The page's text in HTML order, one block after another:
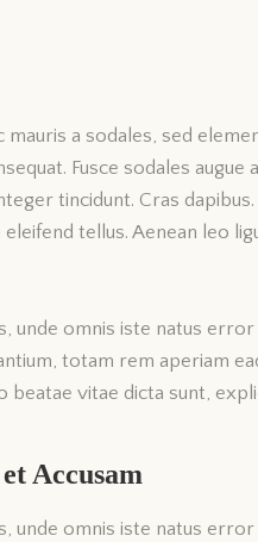
mauris a sodales, sed
Fusce sodales
tincidunt. Cras
tellus. Aenean leo
unde omnis iste natus
totam rem aperiam
beatae vitae dicta sunt,
Accusam
unde omnis iste natus